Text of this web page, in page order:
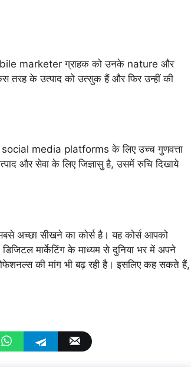
marketer ग्राहक को उनके nature और
तरह के उत्पाद को उत्सुक हैं और फिर उन्हीं की
media platforms के लिए उच्च गुणवत्ता
और सेवा के लिए जिज्ञासु है, उसमें रुचि दिखाये
अच्छा सीखने का कोर्स है। यह कोर्स आपको
मार्केटिंग के माध्यम से दुनिया भर में अपने
की मांग भी बढ़ रही है। इसलिए कह सकते हैं,